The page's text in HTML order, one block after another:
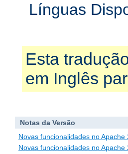
Línguas
Esta
em Inglês
Notas da Versão
Novas funcionalidades no Apache
Novas funcionalidades no Apache